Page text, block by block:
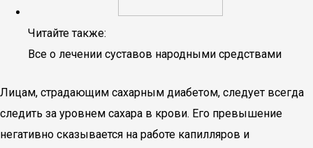
Читайте также:
Все о лечении суставов народными средствами
Лицам, страдающим сахарным диабетом, следует всегда
следить за уровнем сахара в крови. Его превышение
негативно сказывается на работе капилляров и